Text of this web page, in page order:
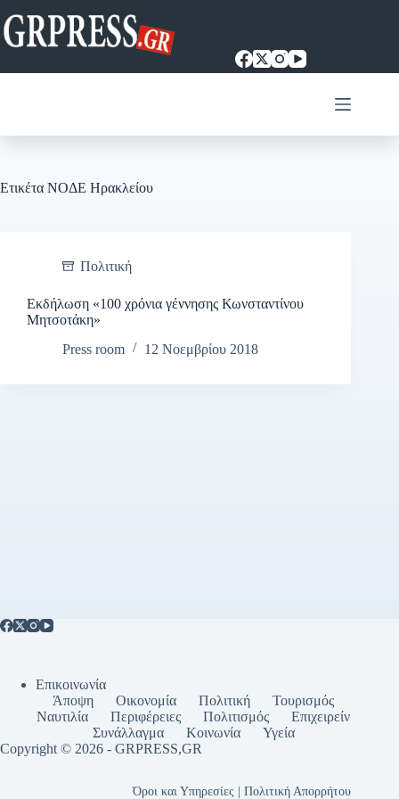
στο
περιεχόμενο
Ετικέτα ΝΟΔΕ Ηρακλείου
Πολιτική
Εκδήλωση «100 χρόνια γέννησης Κωνσταντίνου
Μητσοτάκη»
Press room
12 Νοεμβρίου 2018
Επικοινωνία
Άποψη
Οικονομία Πολιτική
Τουρισμός
Ναυτιλία
Περιφέρειες Πολιτισμός
Επιχειρείν
Συνάλλαγμα
Κοινωνία
Υγεία
Copyright © 2026 - GRPRESS,GR
Όροι και Υπηρεσίες | Πολιτική Απορρήτου